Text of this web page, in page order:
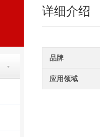
详细介绍
品牌
应用领域